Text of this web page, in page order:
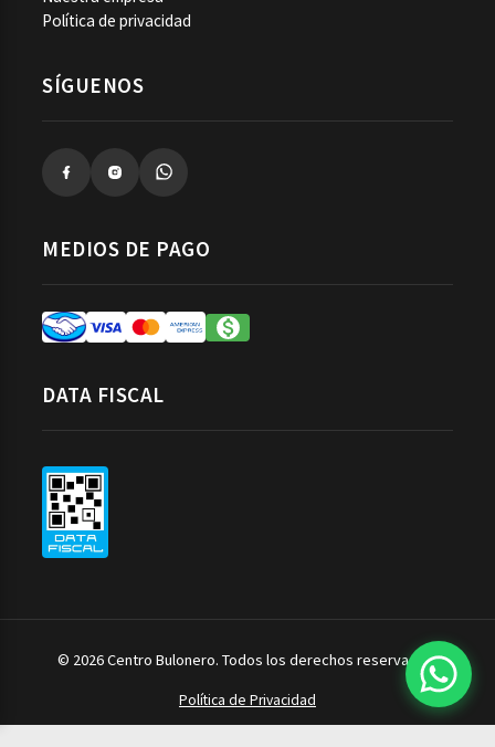
Política de privacidad
SÍGUENOS
MEDIOS DE PAGO
DATA FISCAL
© 2026 Centro Bulonero. Todos los derechos reservados.
Política de Privacidad